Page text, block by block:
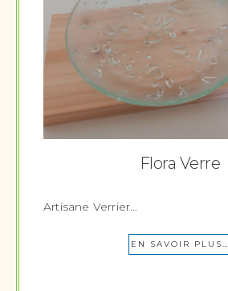
Flora Verre
Artisane Verrier…
EN SAVOIR PLUS…